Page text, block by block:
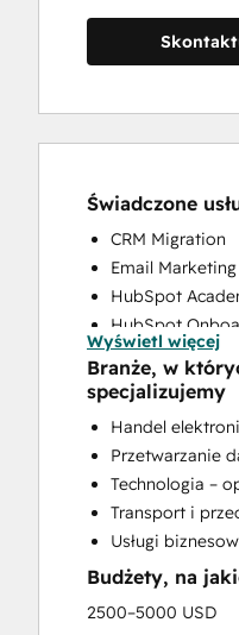
Świadczone
CRM Migration
Email Marketing
HubSpot
HubSpot
Paid Advertising
Programmable
Sales and
Search Engine
Social Media
Website
Website
Wyświetl więcej
Branże, w
specjalizujemy
Handel
Przetwarzanie
Technologia –
Transport i
Usługi
Budżety, na
2500–5000 USD